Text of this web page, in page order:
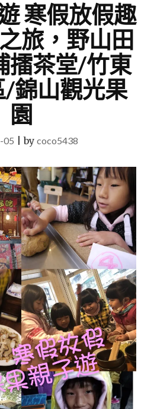
寒假放假趣
旅，野山田
擂茶堂/竹東
/錦山觀光果
園
05 |by coco5438